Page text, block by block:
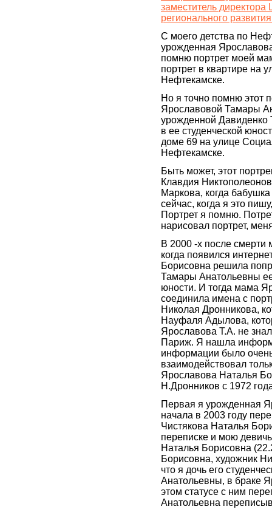
заместитель директора
регионального
С моего детства по
урожденная
помню портрет моей
портрет в квартире на
Нефтекамске.
Но я точно помню этот
Ярославовой Тамары
урожденной
в ее студенческой
доме 69 на улице
Нефтекамске.
Быть может, этот
Клавдия
Маркова, когда
сейчас, когда я это
Портрет я помню.
нарисовал портрет,
В 2000 -х после смерти
когда появился
Борисовна решила
Тамары Анатольевны ее
юности. И тогда мама
соединила имена с
Николая Дронникова,
Науфаля Адылова,
Ярославова Т.А. не
Париж. Я нашла
информации было
взаимодействовал
Ярославова Наталья
Н.Дронников с 1972
Первая я урожденная
начала в 2003 году
Чистякова Наталья
переписке и мою
Наталья Борисовна
Борисовна, художник
что я дочь его
Анатольевны, в браке
этом статусе с ним
Анатольевна